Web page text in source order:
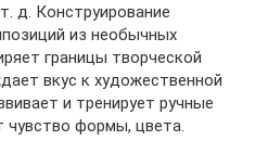
д. Конструирование
из необычных
границы творческой
вкус к художественной
и тренирует ручные
чувство формы, цвета.